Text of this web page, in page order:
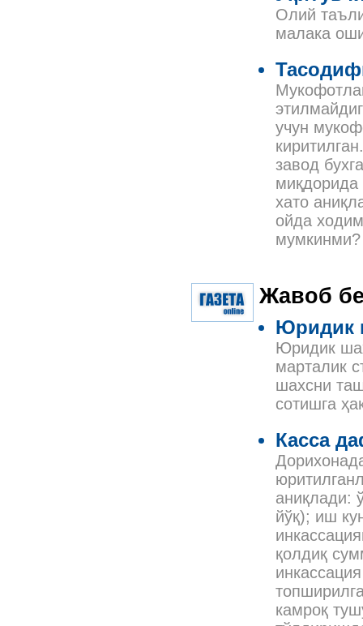
Олий
малака
учун
завод
миқдорида
хато
ойда
мумкинми?
Жавоб
Юридик
Юридик
марталик
шахсни
сотишга
Касса
аниқлади:
йўқ); иш
қолдиқ
камроқ